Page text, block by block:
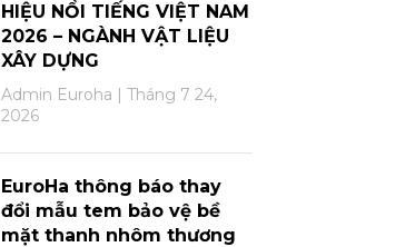
HIỆU NỔI TIẾNG VIỆT NAM
2026 – NGÀNH VẬT LIỆU
XÂY DỰNG
Admin Euroha
Tháng 7 24,
2026
EuroHa thông báo thay
đổi mẫu tem bảo vệ bề
mặt thanh nhôm thương